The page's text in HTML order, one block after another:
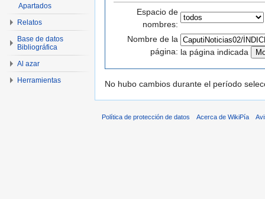
Espacio de
nombres:
Nombre de la
página: la página indicada
No hubo cambios durante el período
Apartados
Relatos
Base de datos
Bibliográfica
Al azar
Herramientas
Política de protección de datos Acerca de WikiPía